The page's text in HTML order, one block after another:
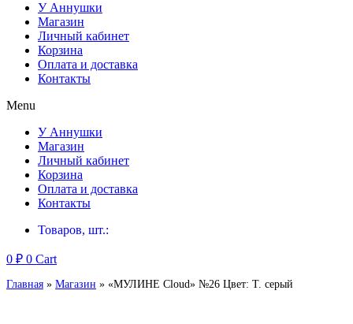
У Аннушки
Магазин
Личный кабинет
Корзина
Оплата и доставка
Контакты
Menu
У Аннушки
Магазин
Личный кабинет
Корзина
Оплата и доставка
Контакты
Товаров, шт.:
0 ₽ 0 Cart
Главная » Магазин » «МУЛИНЕ Cloud» №26 Цвет: Т. серый